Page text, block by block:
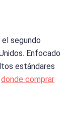
el segundo
Enfocado
estándares
donde comprar